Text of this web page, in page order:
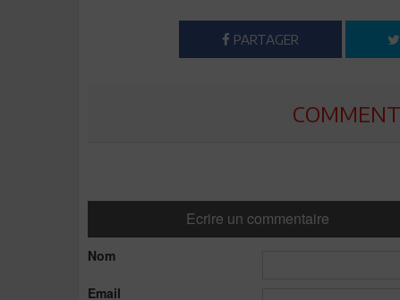
PARTAGER
Ecrire un commentaire
Nom
Email